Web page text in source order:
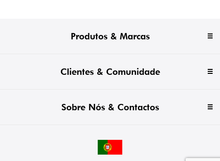
Produtos & Marcas
Clientes & Comunidade
Sobre Nós & Contactos